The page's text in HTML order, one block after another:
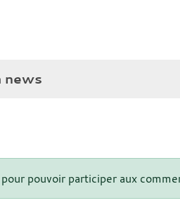
news
pour pouvoir participer aux